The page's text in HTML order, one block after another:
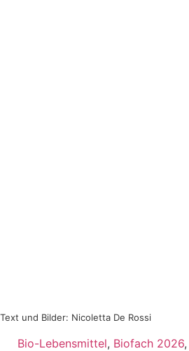
Text und Bilder: Nicoletta De Rossi
Bio-Lebensmittel, Biofach 2026,